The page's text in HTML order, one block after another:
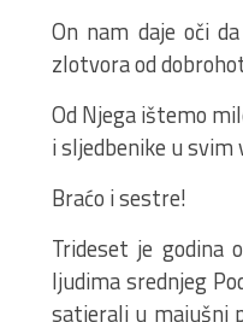
On nam daje oči
zlotvora od
Od Njega ištemo
i sljedbenike u
Braćo i sestre!
Trideset je godina
ljudima srednjeg
satjerali u majušni